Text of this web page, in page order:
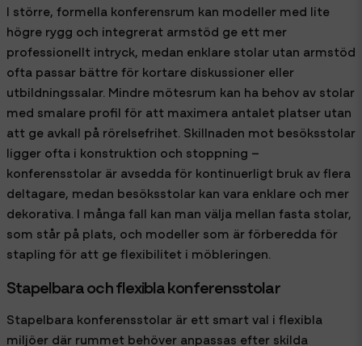
I större, formella konferensrum kan modeller med lite
högre rygg och integrerat armstöd ge ett mer
professionellt intryck, medan enklare stolar utan armstöd
ofta passar bättre för kortare diskussioner eller
utbildningssalar. Mindre mötesrum kan ha behov av stolar
med smalare profil för att maximera antalet platser utan
att ge avkall på rörelsefrihet. Skillnaden mot besöksstolar
ligger ofta i konstruktion och stoppning –
konferensstolar är avsedda för kontinuerligt bruk av flera
deltagare, medan besöksstolar kan vara enklare och mer
dekorativa. I många fall kan man välja mellan fasta stolar,
som står på plats, och modeller som är förberedda för
stapling för att ge flexibilitet i möbleringen.
Stapelbara och flexibla konferensstolar
Stapelbara konferensstolar är ett smart val i flexibla
miljöer där rummet behöver anpassas efter skilda